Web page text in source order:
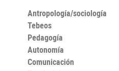
la mano de un nuevo
Pensamiento y poesía en
confluye la razón cívica con
través de la
considera es la mejor
saber popular, de la novela
'Camino de España', que
Antropología/sociología
Tebeos
Pedagogía
Autonomía
Comunicación